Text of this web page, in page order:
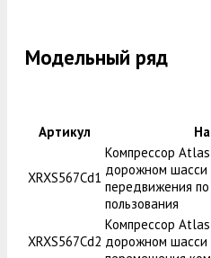
Модельный ряд
Артикул
XRXS567Cd1
Компрессор Atlas
дорожном шасси
передвижения
пользования
XRXS567Cd2
Компрессор Atlas
дорожном шасси